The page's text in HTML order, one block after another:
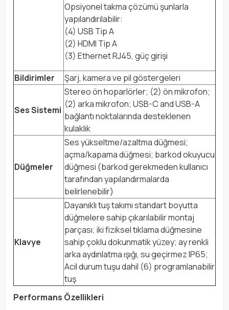
Opsiyonel takma çözümü şunlarla
yapılandırılabilir:
(4) USB Tip A
(2) HDMI Tip A
(3) Ethernet RJ45, güç girişi
Bildirimler
Şarj, kamera ve pil göstergeleri
Ses Sistemi
Stereo ön hoparlörler; (2) ön mikrofon;
(2) arka mikrofon; USB-C and USB-A
bağlantı noktalarında desteklenen
kulaklık
Düğmeler
Ses yükseltme/azaltma düğmesi;
açma/kapama düğmesi; barkod okuyucu
düğmesi (barkod gerekmeden kullanıcı
tarafından yapılandırmalarda
belirlenebilir)
Klavye
Dayanıklı tuş takımı standart boyutta
düğmelere sahip çıkarılabilir montaj
parçası; iki fiziksel tıklama düğmesine
sahip çoklu dokunmatik yüzey; ay renkli
arka aydınlatma ışığı, su geçirmez IP65;
Acil durum tuşu dahil (6) programlanabilir
tuş
Performans Özellikleri